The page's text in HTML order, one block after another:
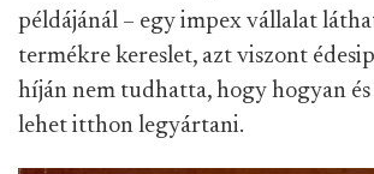
példájánál – egy impex vállalat
termékre kereslet, azt viszont
híján nem tudhatta, hogy hogyan
lehet itthon legyártani.